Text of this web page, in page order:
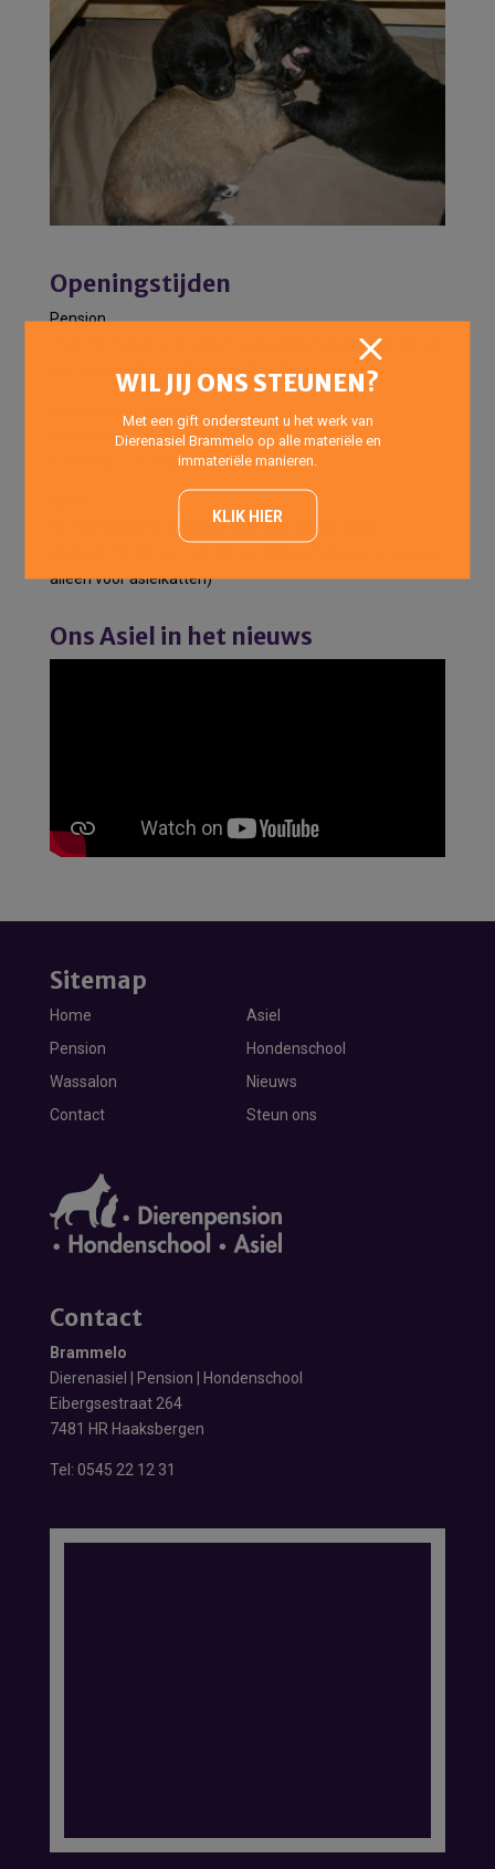
Openingstijden
Pension
Voor het halen en brengen van pensiondieren het gehele
’s Morgens: 10:00 uur -12:00 uur
’s Avonds : 17:00 uur -18:00 uur
Op telefonische afspraak elke dag van de week.
alleen voor asielkatten)
Ons Asiel in het nieuws
WIL JIJ ONS STEUNEN?
Met een gift ondersteunt u het werk van
Dierenasiel Brammelo op alle materiële en
immateriële manieren.
KLIK HIER
Sitemap
Home
Asiel
Pension
Hondenschool
Wassalon
Nieuws
Contact
Steun ons
Contact
Brammelo
Dierenasiel | Pension | Hondenschool
Eibergsestraat 264
7481 HR Haaksbergen
Tel: 0545 22 12 31